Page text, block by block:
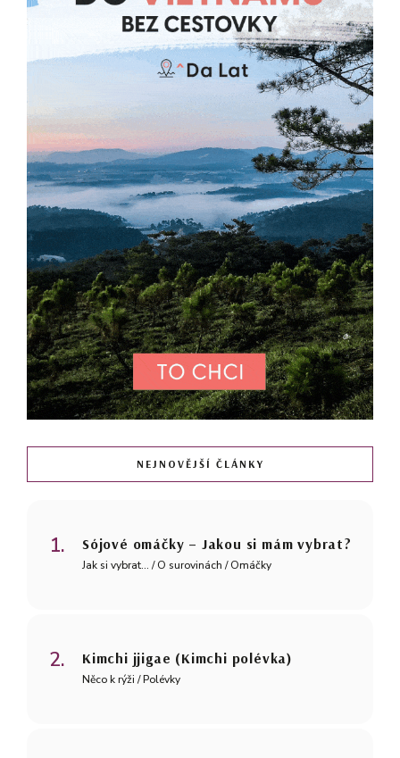
NEJNOVĚJŠÍ ČLÁNKY
Sójové omáčky – Jakou si mám vybrat?
Jak si vybrat... / O surovinách / Omáčky
Kimchi jjigae (Kimchi polévka)
Něco k rýži / Polévky